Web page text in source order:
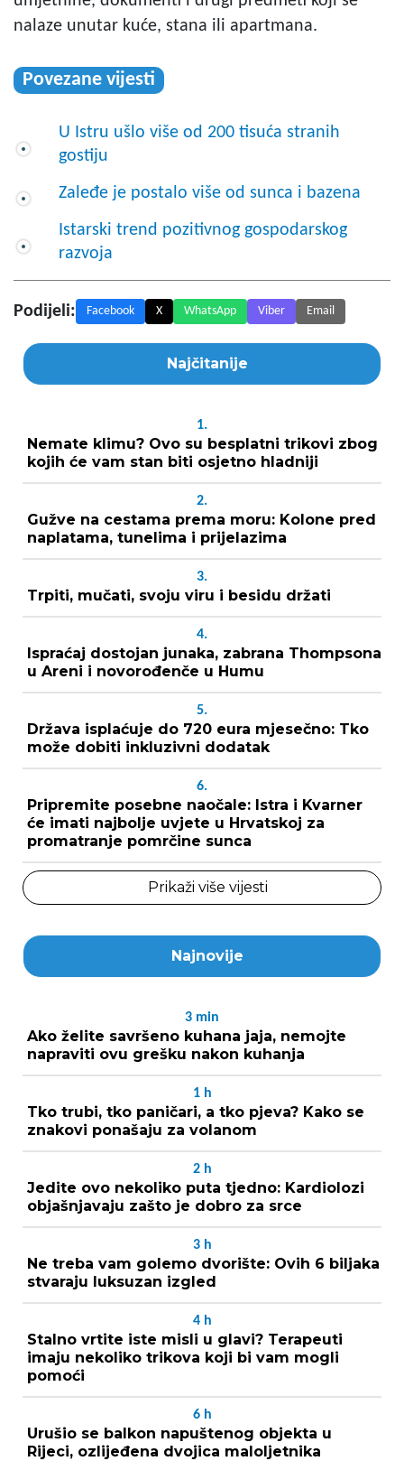
nalaze unutar kuće, stana ili apartmana.
Povezane vijesti
U Istru ušlo više od 200 tisuća stranih
gostiju
Zaleđe je postalo više od sunca i bazena
Istarski trend pozitivnog gospodarskog
razvoja
Podijeli: Facebook X WhatsApp Viber Email
Najčitanije
1.
Nemate klimu? Ovo su besplatni trikovi zbog
kojih će vam stan biti osjetno hladniji
2.
Gužve na cestama prema moru: Kolone pred
naplatama, tunelima i prijelazima
3.
Trpiti, mučati, svoju viru i besidu držati
4.
Ispraćaj dostojan junaka, zabrana Thompsona
u Areni i novorođenče u Humu
5.
Država isplaćuje do 720 eura mjesečno: Tko
može dobiti inkluzivni dodatak
6.
Pripremite posebne naočale: Istra i Kvarner
će imati najbolje uvjete u Hrvatskoj za
promatranje pomrčine sunca
Prikaži više vijesti
Najnovije
3 min
Ako želite savršeno kuhana jaja, nemojte
napraviti ovu grešku nakon kuhanja
1 h
Tko trubi, tko paničari, a tko pjeva? Kako se
znakovi ponašaju za volanom
2 h
Jedite ovo nekoliko puta tjedno: Kardiolozi
objašnjavaju zašto je dobro za srce
3 h
Ne treba vam golemo dvorište: Ovih 6 biljaka
stvaraju luksuzan izgled
4 h
Stalno vrtite iste misli u glavi? Terapeuti
imaju nekoliko trikova koji bi vam mogli
pomoći
6 h
Urušio se balkon napuštenog objekta u
Rijeci, ozlijeđena dvojica maloljetnika